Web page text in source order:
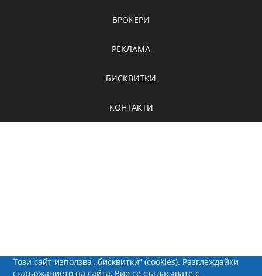
БРОКЕРИ
РЕКЛАМА
БИСКВИТКИ
КОНТАКТИ
Този сайт използва „бисквитки“ (cookies). Разглеждайки
съдържанието на сайта, Вие се съгласявате с